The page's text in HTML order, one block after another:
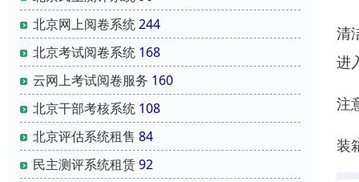
北京网上阅卷系统244
北京考试阅卷系统 168
云网上考试阅卷服务 160
北京干部考核系统 108
北京评估系统租售 84
民主测评系统租赁92
清
进
注
装